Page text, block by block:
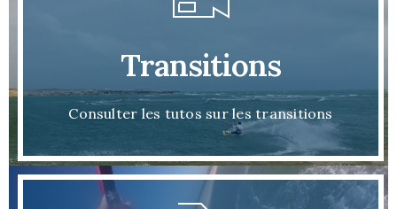
Transitions
Consulter les tutos sur les transitions